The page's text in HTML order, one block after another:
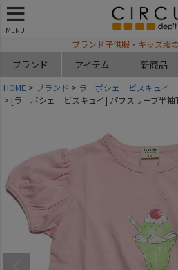
MENU
ブランド子供服・キッズ服
ブランド アイテム 新商品
HOME ブランド
ラ ポシェ ビスキュイ
[ラ ポシェ ビスキュイ] パフスリーブ半袖